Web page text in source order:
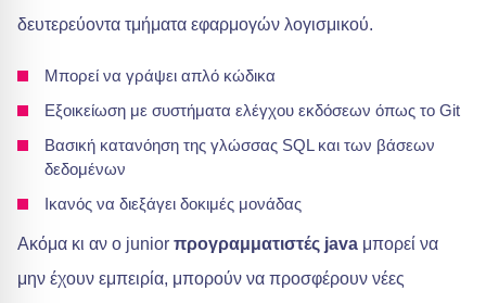
δευτερεύοντα τμήματα εφαρμογών λογισμικού.
Μπορεί να γράψει απλό κώδικα
Εξοικείωση με συστήματα ελέγχου εκδόσεων όπως το Git
Βασική κατανόηση της γλώσσας SQL και των βάσεων
δεδομένων
Ικανός να διεξάγει δοκιμές μονάδας
Ακόμα κι αν ο junior προγραμματιστές java μπορεί να
μην έχουν εμπειρία, μπορούν να προσφέρουν νέες